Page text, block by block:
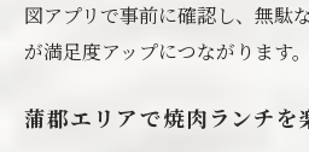
家族で行く焼肉ランチの
家族連れで楽しむ焼肉
図アプリで事前に確認し、無駄
が満足度アップにつながります。
蒲郡エリアで焼肉ランチを